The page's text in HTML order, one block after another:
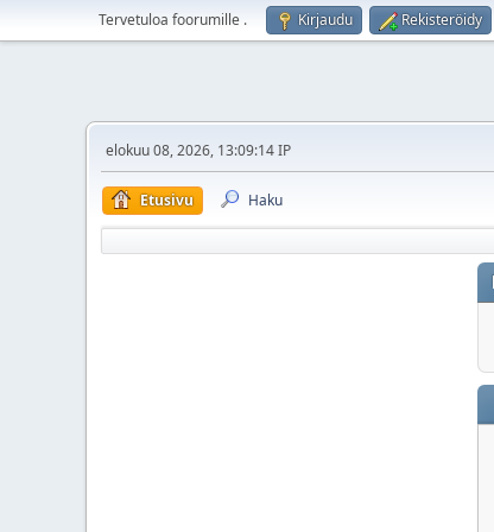
Tervetuloa foorumille . Kirjaudu Rekisteröidy
elokuu 08, 2026, 13:09:14 IP
Etusivu Haku